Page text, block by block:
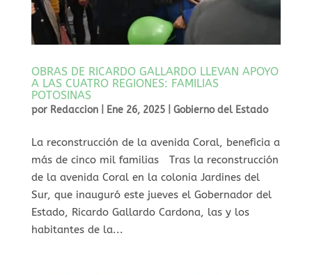
OBRAS DE RICARDO GALLARDO LLEVAN APOYO
A LAS CUATRO REGIONES: FAMILIAS
POTOSINAS
por Redaccion| Ene 26, 2025| Gobierno del Estado
⁠La reconstrucción de la avenida Coral, beneficia a
más de cinco mil familias Tras la reconstrucción
de la avenida Coral en la colonia Jardines del
Sur, que inauguró este jueves el Gobernador del
Estado, Ricardo Gallardo Cardona, las y los
habitantes de la...